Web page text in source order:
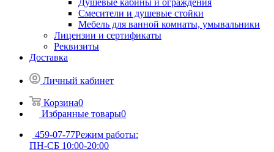
Душевые кабины и ограждения
Смесители и душевые стойки
Мебель для ванной комнаты, умывальники
Лицензии и сертификаты
Реквизиты
Доставка
Личный кабинет
Корзина0
Избранные товары0
459-07-77Режим работы:
ПН-СБ 10:00-20:00